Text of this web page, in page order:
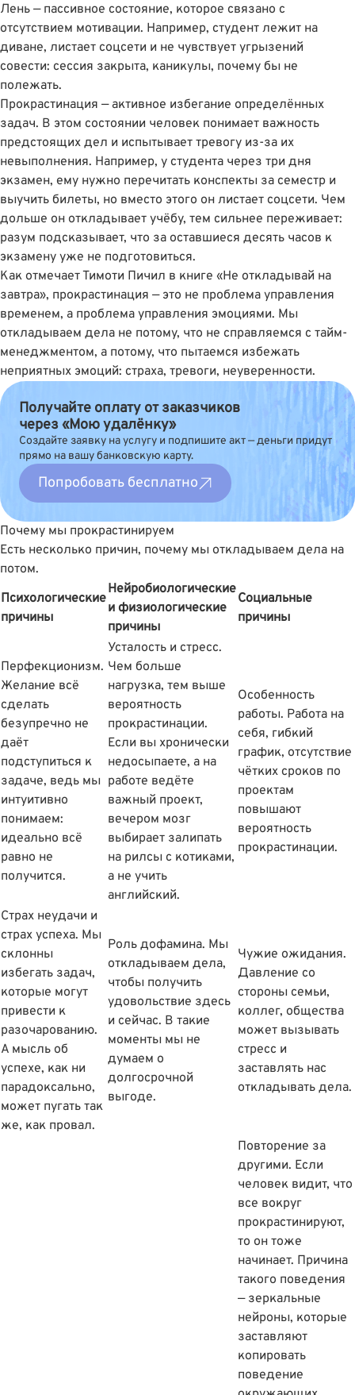
Лень — пассивное состояние, которое связано с
отсутствием мотивации. Например, студент лежит на
диване, листает соцсети и не чувствует угрызений
совести: сессия закрыта, каникулы, почему бы не
полежать.
Прокрастинация — активное избегание определённых
задач. В этом состоянии человек понимает важность
предстоящих дел и испытывает тревогу из-за их
невыполнения. Например, у студента через три дня
экзамен, ему нужно перечитать конспекты за семестр и
выучить билеты, но вместо этого он листает соцсети. Чем
дольше он откладывает учёбу, тем сильнее переживает:
разум подсказывает, что за оставшиеся десять часов к
экзамену уже не подготовиться.
Как отмечает Тимоти Пичил в книге «Не откладывай на
завтра», прокрастинация — это не проблема управления
временем, а проблема управления эмоциями. Мы
откладываем дела не потому, что не справляемся с тайм-
менеджментом, а потому, что пытаемся избежать
неприятных эмоций: страха, тревоги, неуверенности.
Получайте оплату от заказчиков
через «Мою удалёнку»
Создайте заявку на услугу и подпишите акт — деньги придут
прямо на вашу банковскую карту.
Попробовать бесплатно
Почему мы прокрастинируем
Есть несколько причин, почему мы откладываем дела на
потом.
Психологические
причины
Нейробиологические
и физиологические
причины
Социальные
причины
Перфекционизм.
Желание всё
сделать
безупречно не
даёт
подступиться к
задаче, ведь мы
интуитивно
понимаем:
идеально всё
равно не
получится.
Усталость и стресс.
Чем больше
нагрузка, тем выше
вероятность
прокрастинации.
Если вы хронически
недосыпаете, а на
работе ведёте
важный проект,
вечером мозг
выбирает залипать
на рилсы с котиками,
а не учить
английский.
Особенность
работы. Работа на
себя, гибкий
график, отсутствие
чётких сроков по
проектам
повышают
вероятность
прокрастинации.
Страх неудачи и
страх успеха. Мы
склонны
избегать задач,
которые могут
привести к
разочарованию.
А мысль об
успехе, как ни
парадоксально,
может пугать так
же, как провал.
Роль дофамина. Мы
откладываем дела,
чтобы получить
удовольствие здесь
и сейчас. В такие
моменты мы не
думаем о
долгосрочной
выгоде.
Чужие ожидания.
Давление со
стороны семьи,
коллег, общества
может вызывать
стресс и
заставлять нас
откладывать дела.
Повторение за
другими. Если
человек видит, что
все вокруг
прокрастинируют,
то он тоже
начинает. Причина
такого поведения
— зеркальные
нейроны, которые
заставляют
копировать
поведение